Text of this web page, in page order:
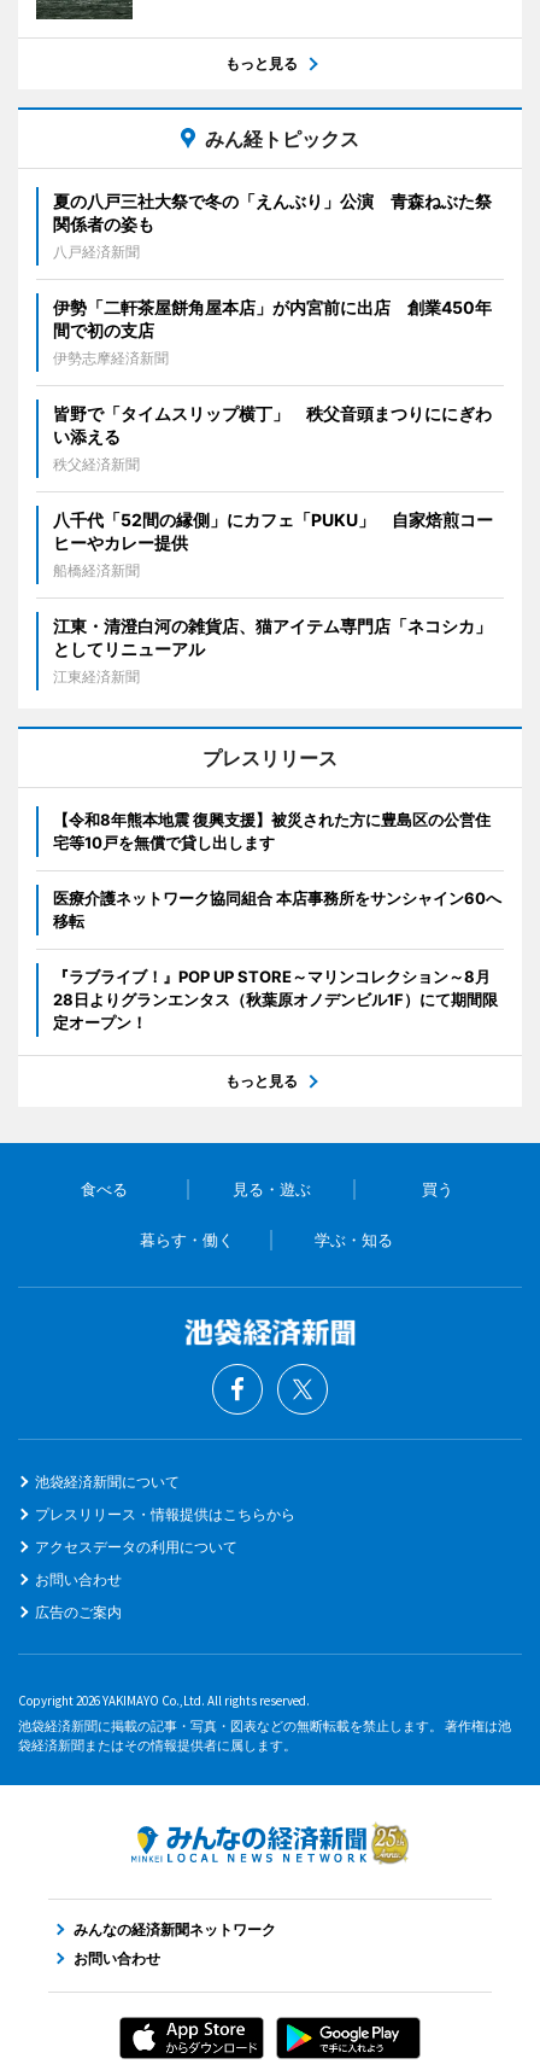
もっと見る
みん経トピックス
夏の八戸三社大祭で冬の「えんぶり」公演 青森ねぶた祭
関係者の姿も
八戸経済新聞
伊勢「二軒茶屋餅角屋本店」が内宮前に出店 創業450年
間で初の支店
伊勢志摩経済新聞
皆野で「タイムスリップ横丁」 秩父音頭まつりににぎわ
い添える
秩父経済新聞
八千代「52間の縁側」にカフェ「PUKU」 自家焙煎コー
ヒーやカレー提供
船橋経済新聞
江東・清澄白河の雑貨店、猫アイテム専門店「ネコシカ」
としてリニューアル
江東経済新聞
プレスリリース
【令和8年熊本地震 復興支援】被災された方に豊島区の公営住
宅等10戸を無償で貸し出します
医療介護ネットワーク協同組合 本店事務所をサンシャイン60へ
移転
『ラブライブ！』POP UP STORE～マリンコレクション～8月
28日よりグランエンタス（秋葉原オノデンビル1F）にて期間限
定オープン！
もっと見る
食べる 見る・遊ぶ 買う
暮らす・働く 学ぶ・知る
池袋経済新聞について
プレスリリース・情報提供はこちらから
アクセスデータの利用について
お問い合わせ
広告のご案内
Copyright 2026 YAKIMAYO Co.,Ltd. All rights reserved.
池袋経済新聞に掲載の記事・写真・図表などの無断転載を禁止します。 著作権は池
袋経済新聞またはその情報提供者に属します。
みんなの経済新聞ネットワーク
お問い合わせ